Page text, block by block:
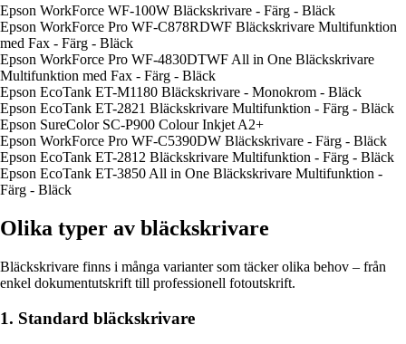
Epson WorkForce WF-100W Bläckskrivare - Färg - Bläck
Epson WorkForce Pro WF-C878RDWF Bläckskrivare Multifunktion
med Fax - Färg - Bläck
Epson WorkForce Pro WF-4830DTWF All in One Bläckskrivare
Multifunktion med Fax - Färg - Bläck
Epson EcoTank ET-M1180 Bläckskrivare - Monokrom - Bläck
Epson EcoTank ET-2821 Bläckskrivare Multifunktion - Färg - Bläck
Epson SureColor SC-P900 Colour Inkjet A2+
Epson WorkForce Pro WF-C5390DW Bläckskrivare - Färg - Bläck
Epson EcoTank ET-2812 Bläckskrivare Multifunktion - Färg - Bläck
Epson EcoTank ET-3850 All in One Bläckskrivare Multifunktion -
Färg - Bläck
Olika typer av bläckskrivare
Bläckskrivare finns i många varianter som täcker olika behov – från
enkel dokumentutskrift till professionell fotoutskrift.
1. Standard bläckskrivare